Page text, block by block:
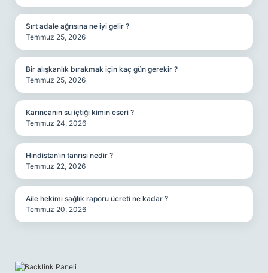
Sırt adale ağrısına ne iyi gelir ?
Temmuz 25, 2026
Bir alışkanlık bırakmak için kaç gün gerekir ?
Temmuz 25, 2026
Karıncanın su içtiği kimin eseri ?
Temmuz 24, 2026
Hindistan’ın tanrısı nedir ?
Temmuz 22, 2026
Aile hekimi sağlık raporu ücreti ne kadar ?
Temmuz 20, 2026